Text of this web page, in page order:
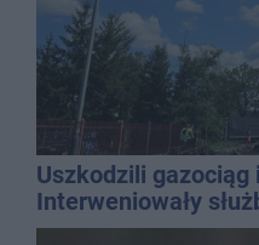
Uszkodzili
Interweniowały